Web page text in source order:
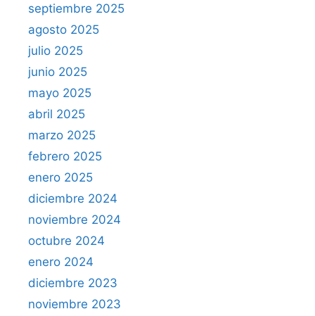
septiembre 2025
agosto 2025
julio 2025
junio 2025
mayo 2025
abril 2025
marzo 2025
febrero 2025
enero 2025
diciembre 2024
noviembre 2024
octubre 2024
enero 2024
diciembre 2023
noviembre 2023